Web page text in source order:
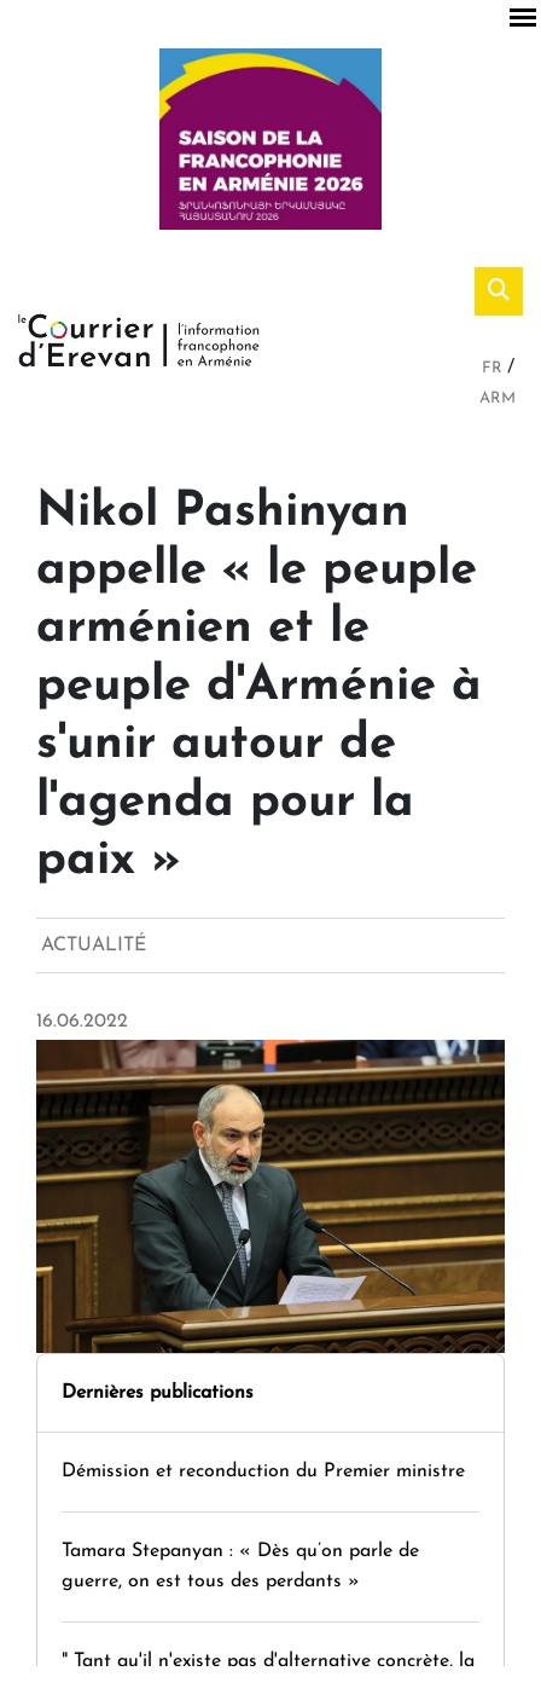
FR
ARM
Nikol Pashinyan
appelle « le peuple
arménien et le
peuple d'Arménie à
s'unir autour de
l'agenda pour la
paix »
ACTUALITÉ
16.06.2022
Dernières publications
Démission et reconduction du Premier ministre
Tamara Stepanyan : « Dès qu’on parle de
guerre, on est tous des perdants »
" Tant qu'il n'existe pas d'alternative concrète, la